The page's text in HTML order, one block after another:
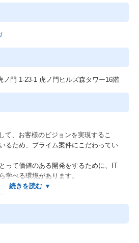
ノ門 1-23-1 虎ノ門ヒルズ森タワー16階
て、お客様のビジョンを実現するこ
るため、プライム案件にこだわってい
って価値のある開発をするために、IT
学べる環境があります。
ストを尽くしてお客様に提案をし続け
にいち早く対応し、